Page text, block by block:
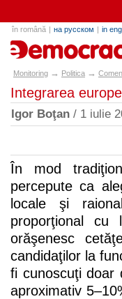
în română | на русском | in
e-democracy.md
Monitoring → Politica →
Integrarea
Igor Boţan / 1 iulie
În mod
percepute ca
locale şi
proporţional
orăşenesc
candidaţilor la
fi cunoscuţi doar
aproximativ